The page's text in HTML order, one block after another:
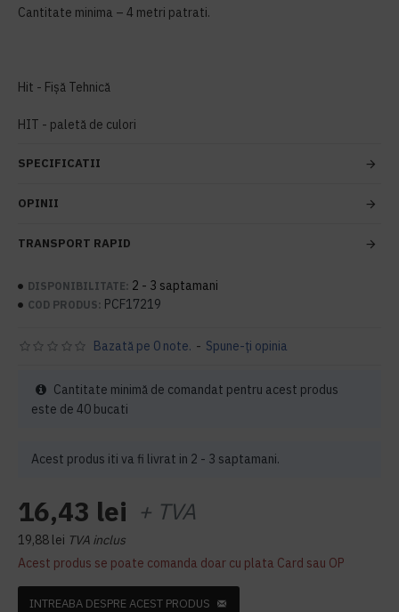
Cantitate minima – 4 metri patrati.
Hit - Fișă Tehnică
HIT - paletă de culori
SPECIFICATII
OPINII
TRANSPORT RAPID
DISPONIBILITATE: 2 - 3 saptamani
COD PRODUS: PCF17219
Acest produs iti va fi livrat in 2 - 3 saptamani.
Bazată pe 0 note. - Spune-ţi opinia
16,43 lei + TVA
19,88 lei TVA inclus
Acest produs se poate comanda doar cu plata Card sau OP
Cantitate minimă de comandat pentru acest produs
este de 40 bucati
INTREABA DESPRE ACEST PRODUS